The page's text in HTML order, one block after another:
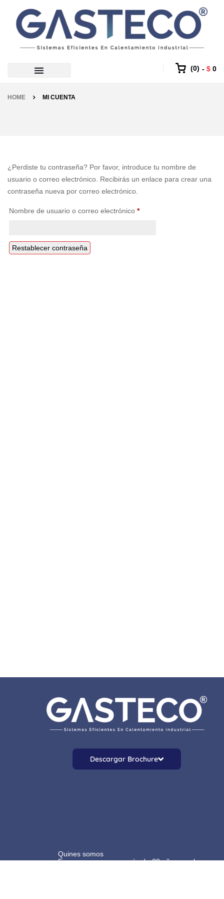
0 $0
HOME MI CUENTA
¿Perdiste tu contraseña? Por favor, introduce tu nombre de
usuario o correo electrónico. Recibirás un enlace para crear una
contraseña nueva por correo electrónico.
Nombre de usuario o correo electrónico *
Restablecer contraseña
Descargar Brochure
Quines somos
Es una empresa con más de 20 años en el